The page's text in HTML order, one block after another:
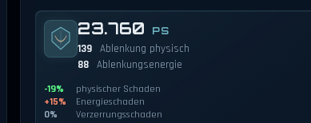
23.760 PS
139 Ablenkung physisch
88 Ablenkungsenergie
-19%
physischer Schaden
+15%
Energieschaden
0%
Verzerrungsschaden